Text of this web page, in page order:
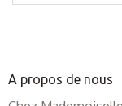
A propos de nous